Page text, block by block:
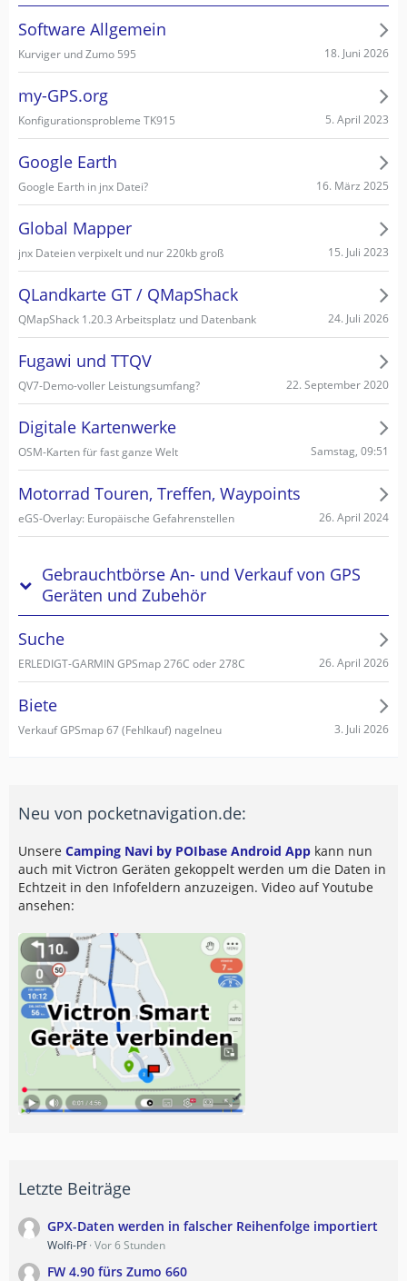
Software Allgemein
Kurviger und Zumo 595 18. Juni 2026
my-GPS.org
Konfigurationsprobleme TK915 5. April 2023
Google Earth
Google Earth in jnx Datei? 16. März 2025
Global Mapper
jnx Dateien verpixelt und nur 220kb groß 15. Juli 2023
QLandkarte GT / QMapShack
QMapShack 1.20.3 Arbeitsplatz und Datenbank 24. Juli 2026
Fugawi und TTQV
QV7-Demo-voller Leistungsumfang? 22. September 2020
Digitale Kartenwerke
OSM-Karten für fast ganze Welt Samstag, 09:51
Motorrad Touren, Treffen, Waypoints
eGS-Overlay: Europäische Gefahrenstellen 26. April 2024
Gebrauchtbörse An- und Verkauf von GPS
Geräten und Zubehör
Suche
ERLEDIGT-GARMIN GPSmap 276C oder 278C 26. April 2026
Biete
Verkauf GPSmap 67 (Fehlkauf) nagelneu 3. Juli 2026
Neu von pocketnavigation.de:
Unsere Camping Navi by POIbase Android App kann nun
auch mit Victron Geräten gekoppelt werden um die Daten in
Echtzeit in den Infofeldern anzuzeigen. Video auf Youtube
ansehen:
Letzte Beiträge
GPX-Daten werden in falscher Reihenfolge importiert
Wolfi-Pf Vor 6 Stunden
FW 4.90 fürs Zumo 660